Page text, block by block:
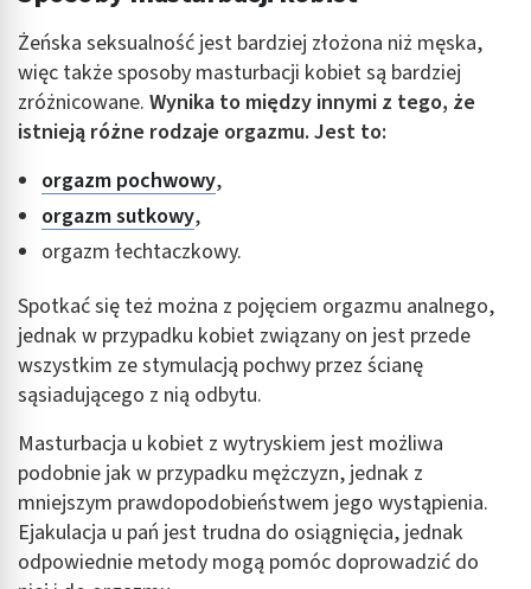
Żeńska seksualność jest bardziej złożona niż męska,
więc także sposoby masturbacji kobiet są bardziej
zróżnicowane. Wynika to między innymi z tego, że
istnieją różne rodzaje orgazmu. Jest to:
orgazm pochwowy,
orgazm sutkowy,
orgazm łechtaczkowy.
Spotkać się też można z pojęciem orgazmu analnego,
jednak w przypadku kobiet związany on jest przede
wszystkim ze stymulacją pochwy przez ścianę
sąsiadującego z nią odbytu.
Masturbacja u kobiet z wytryskiem jest możliwa
podobnie jak w przypadku mężczyzn, jednak z
mniejszym prawdopodobieństwem jego wystąpienia.
Ejakulacja u pań jest trudna do osiągnięcia, jednak
odpowiednie metody mogą pomóc doprowadzić do